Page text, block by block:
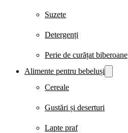
Suzete
Detergenți
Perie de curățat biberoane
Alimente pentru bebeluși
Cereale
Gustări și deserturi
Lapte praf